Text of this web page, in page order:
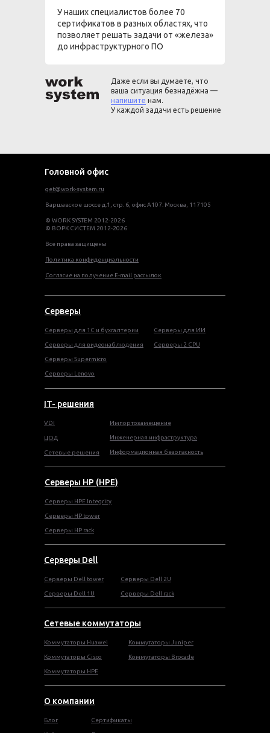
У наших специалистов более 70
сертификатов в разных областях, что
позволяет решать задачи от «железа»
до инфраструктурного ПО
Даже если вы думаете, что
ваша ситуация безнадёжна —
напишите нам.
У каждой задачи есть решение
get@work-system.ru
Варшавское шоссе д.1, стр. 6, офис А107. Москва, 117105
© WORK SYSTEM 2012-2026
© ВОРК СИСТЕМ 2012-2026
Все права защищены
Политика конфиденциальности
Согласие на получение E-mail рассылок
Головной офис
Серверы
О компании
Серверы HP (HPE)
Серверы Dell
Сетевые коммутаторы
Серверы для 1С и бухгалтерии
Серверы для видеонаблюдения
Серверы Supermicro
Серверы HPE Integrity
Cерверы HP tower
Cерверы HP rack
Серверы Lenovo
Серверы для ИИ
Серверы 2 CPU
Cерверы Dell tower
Серверы Dell 1U
Серверы Dell 2U
Серверы Dell rack
VDI
ЦОД
Сетевые решения
Импортозамещение
Инженерная инфраструктура
Информационная безопасность
IT- решения
Блог Сертификаты
Коммутаторы Huawei
Коммутаторы Cisco
Коммутаторы HPE
Коммутаторы Juniper
Коммутаторы Brocade